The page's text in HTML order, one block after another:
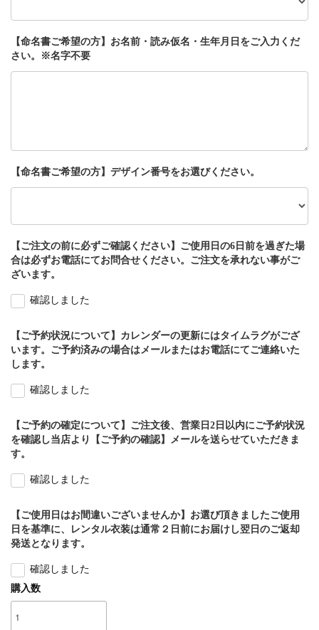
【命名書ご希望の方】お名前・読み仮名・生年月日をご入力くだ
さい。※名字不要
【命名書ご希望の方】デザイン番号をお選びください。
【ご注文の前に必ずご確認ください】ご使用日の6日前を過ぎた場
合は必ずお電話にてお問合せください。ご注文を承れない事がご
ざいます。
確認しました
【ご予約状況について】カレンダーの更新にはタイムラグがござ
います。ご予約済みの場合はメールまたはお電話にてご連絡いた
します。
確認しました
【ご予約の確定について】ご注文後、営業日2日以内にご予約状況
を確認し当店より【ご予約の確認】メールを送らせていただきま
す。
確認しました
【ご使用日はお間違いございませんか】お選び頂きましたご使用
日を基準に、レンタル衣装は通常２日前にお届けし翌日のご返却
発送となります。
確認しました
購入数